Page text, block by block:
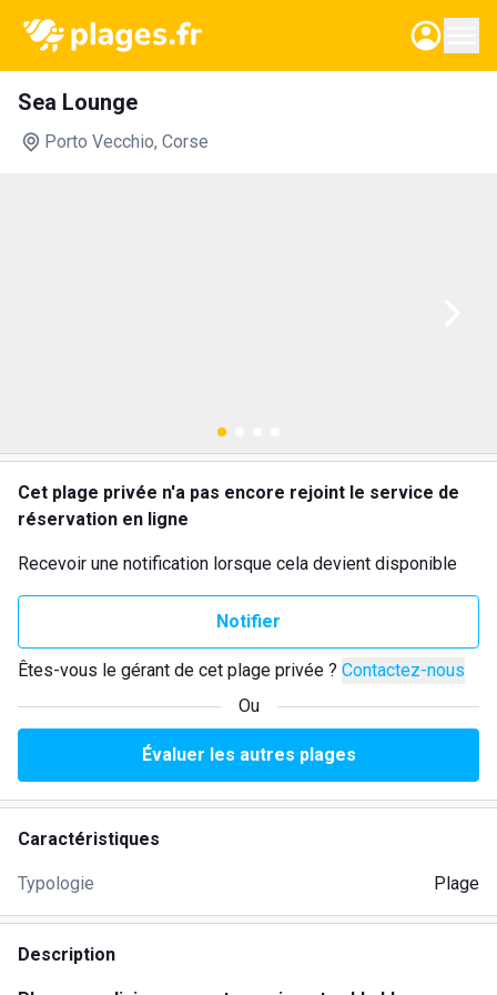
Sea Lounge
Porto Vecchio, Corse
Cet plage privée n'a pas encore rejoint le service de
réservation en ligne
Recevoir une notification lorsque cela devient disponible
Notifier
Êtes-vous le gérant de cet plage privée ? Contactez-nous
Ou
Évaluer les autres plages
Caractéristiques
Typologie Plage
Description